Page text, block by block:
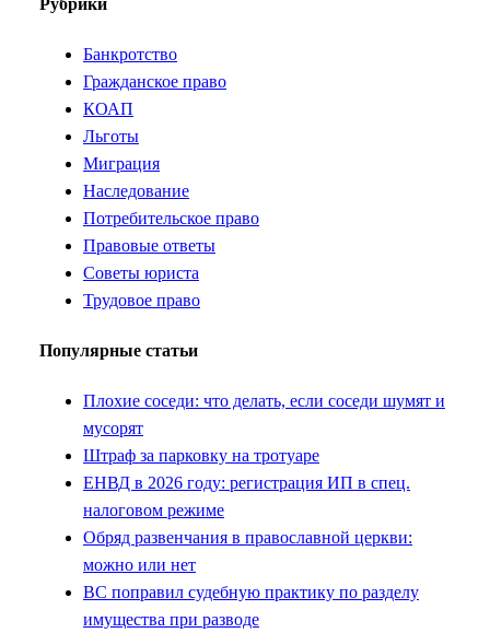
Банкротство
Гражданское право
КОАП
Льготы
Миграция
Наследование
Потребительское право
Правовые ответы
Советы юриста
Трудовое право
Популярные статьи
Плохие соседи: что делать, если соседи шумят и
мусорят
Штраф за парковку на тротуаре
ЕНВД в 2026 году: регистрация ИП в спец.
налоговом режиме
Обряд развенчания в православной церкви:
можно или нет
ВС поправил судебную практику по разделу
имущества при разводе